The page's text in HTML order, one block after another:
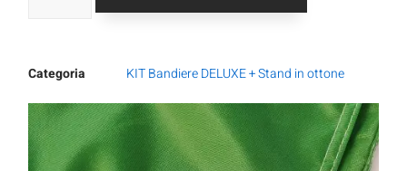
Categoria KIT Bandiere DELUXE + Stand in ottone